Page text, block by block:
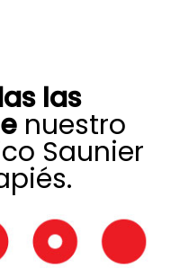
las
nuestro
Saunier